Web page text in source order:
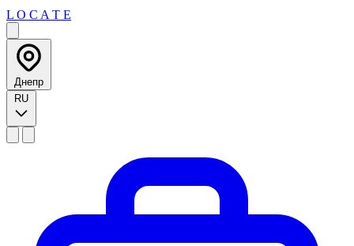
L O C A T E
Днепр
RU